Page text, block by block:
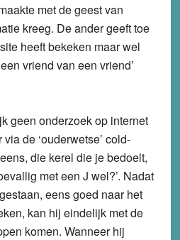
met de geest van
kreeg. De ander geeft toe
heeft bekeken maar wel
vriend van een vriend’
geen onderzoek op internet
de ‘ouderwetse’ cold-
die kerel die je bedoelt,
met een J wel?’. Nadat
eens goed naar het
kan hij eindelijk met de
komen. Wanneer hij